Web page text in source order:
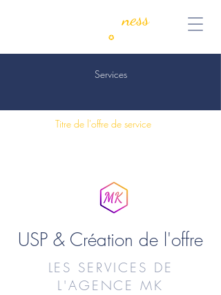
MyKeenness
✪
Services
Titre de l'offre de service
USP & Création de l'offre
LES SERVICES DE
L'AGENCE MK